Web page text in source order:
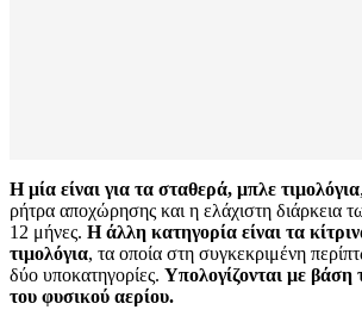
Η μία είναι για τα σταθερά, μπλε τιμολόγια
ρήτρα αποχώρησης και η ελάχιστη διάρκεια
12 μήνες. Η άλλη κατηγορία είναι τα
τιμολόγια, τα οποία στη συγκεκριμένη
δύο υποκατηγορίες. Υπολογίζονται με βάση
του φυσικού αερίου.